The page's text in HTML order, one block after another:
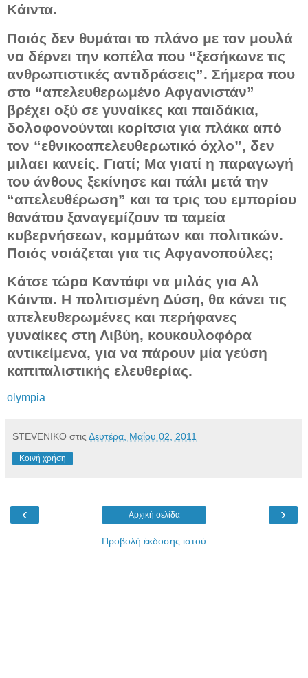
Κάιντα.
Ποιός δεν θυμάται το πλάνο με τον μουλά
να δέρνει την κοπέλα που “ξεσήκωνε τις
ανθρωπιστικές αντιδράσεις”. Σήμερα που
στο “απελευθερωμένο Αφγανιστάν”
βρέχει οξύ σε γυναίκες και παιδάκια,
δολοφονούνται κορίτσια για πλάκα από
τον “εθνικοαπελευθερωτικό όχλο”, δεν
μιλαει κανείς. Γιατί; Μα γιατί η παραγωγή
του άνθους ξεκίνησε και πάλι μετά την
“απελευθέρωση” και τα τρις του εμπορίου
θανάτου ξαναγεμίζουν τα ταμεία
κυβερνήσεων, κομμάτων και πολιτικών.
Ποιός νοιάζεται για τις Αφγανοπούλες;
Κάτσε τώρα Καντάφι να μιλάς για Αλ
Κάιντα. Η πολιτισμένη Δύση, θα κάνει τις
απελευθερωμένες και περήφανες
γυναίκες στη Λιβύη, κουκουλοφόρα
αντικείμενα, για να πάρουν μία γεύση
καπιταλιστικής ελευθερίας.
olympia
STEVENIKO στις Δευτέρα, Μαΐου 02, 2011
Κοινή χρήση
‹ ›
Αρχική σελίδα
Προβολή έκδοσης ιστού